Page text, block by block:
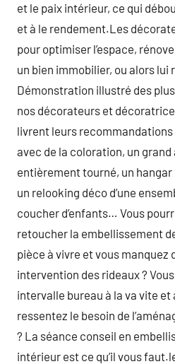
et le paix intérieur, ce qui
et à le rendement.Les
pour optimiser l’espace,
un bien immobilier, ou alors
Démonstration illustré des
nos décorateurs et
livrent leurs
avec de la coloration, un
entièrement tourné, un
un relooking déco d’une
coucher d’enfants… Vous
retoucher la embellissement
pièce à vivre et vous manquez
intervention des rideaux ?
intervalle bureau à la va vite et
ressentez le besoin de
? La séance conseil en
intérieur est ce qu’il vous